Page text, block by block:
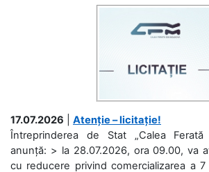
17.07.2026
Atenție – licitație!
Întreprinderea de Stat „Calea Ferată
anunță: > la 28.07.2026, ora 09.00, va
cu reducere privind comercializarea a